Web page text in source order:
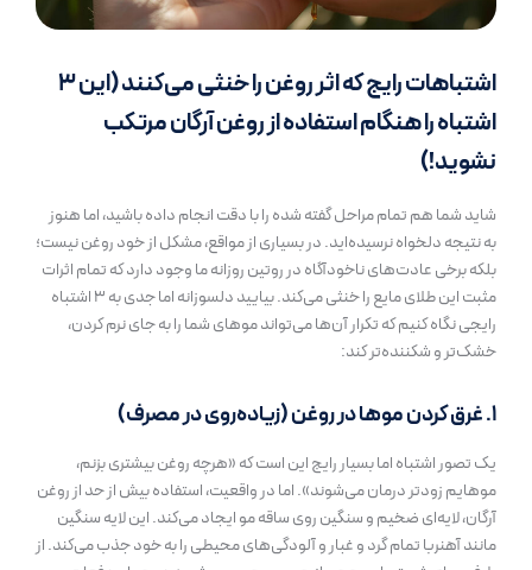
اشتباهات رایج که اثر روغن را خنثی می‌کنند (این ۳
اشتباه را هنگام استفاده از روغن آرگان مرتکب
نشوید!)
شاید شما هم تمام مراحل گفته شده را با دقت انجام داده باشید، اما هنوز
به نتیجه دلخواه نرسیده‌اید. در بسیاری از مواقع، مشکل از خود روغن نیست؛
بلکه برخی عادت‌های ناخودآگاه در روتین روزانه ما وجود دارد که تمام اثرات
مثبت این طلای مایع را خنثی می‌کند. بیایید دلسوزانه اما جدی به ۳ اشتباه
رایجی نگاه کنیم که تکرار آن‌ها می‌تواند موهای شما را به جای نرم کردن،
خشک‌تر و شکننده‌تر کند:
۱. غرق کردن موها در روغن (زیاده‌روی در مصرف)
یک تصور اشتباه اما بسیار رایج این است که «هرچه روغن بیشتری بزنم،
موهایم زودتر درمان می‌شوند». اما در واقعیت، استفاده بیش از حد از روغن
آرگان، لایه‌ای ضخیم و سنگین روی ساقه مو ایجاد می‌کند. این لایه سنگین
مانند آهنربا تمام گرد و غبار و آلودگی‌های محیطی را به خود جذب می‌کند. از